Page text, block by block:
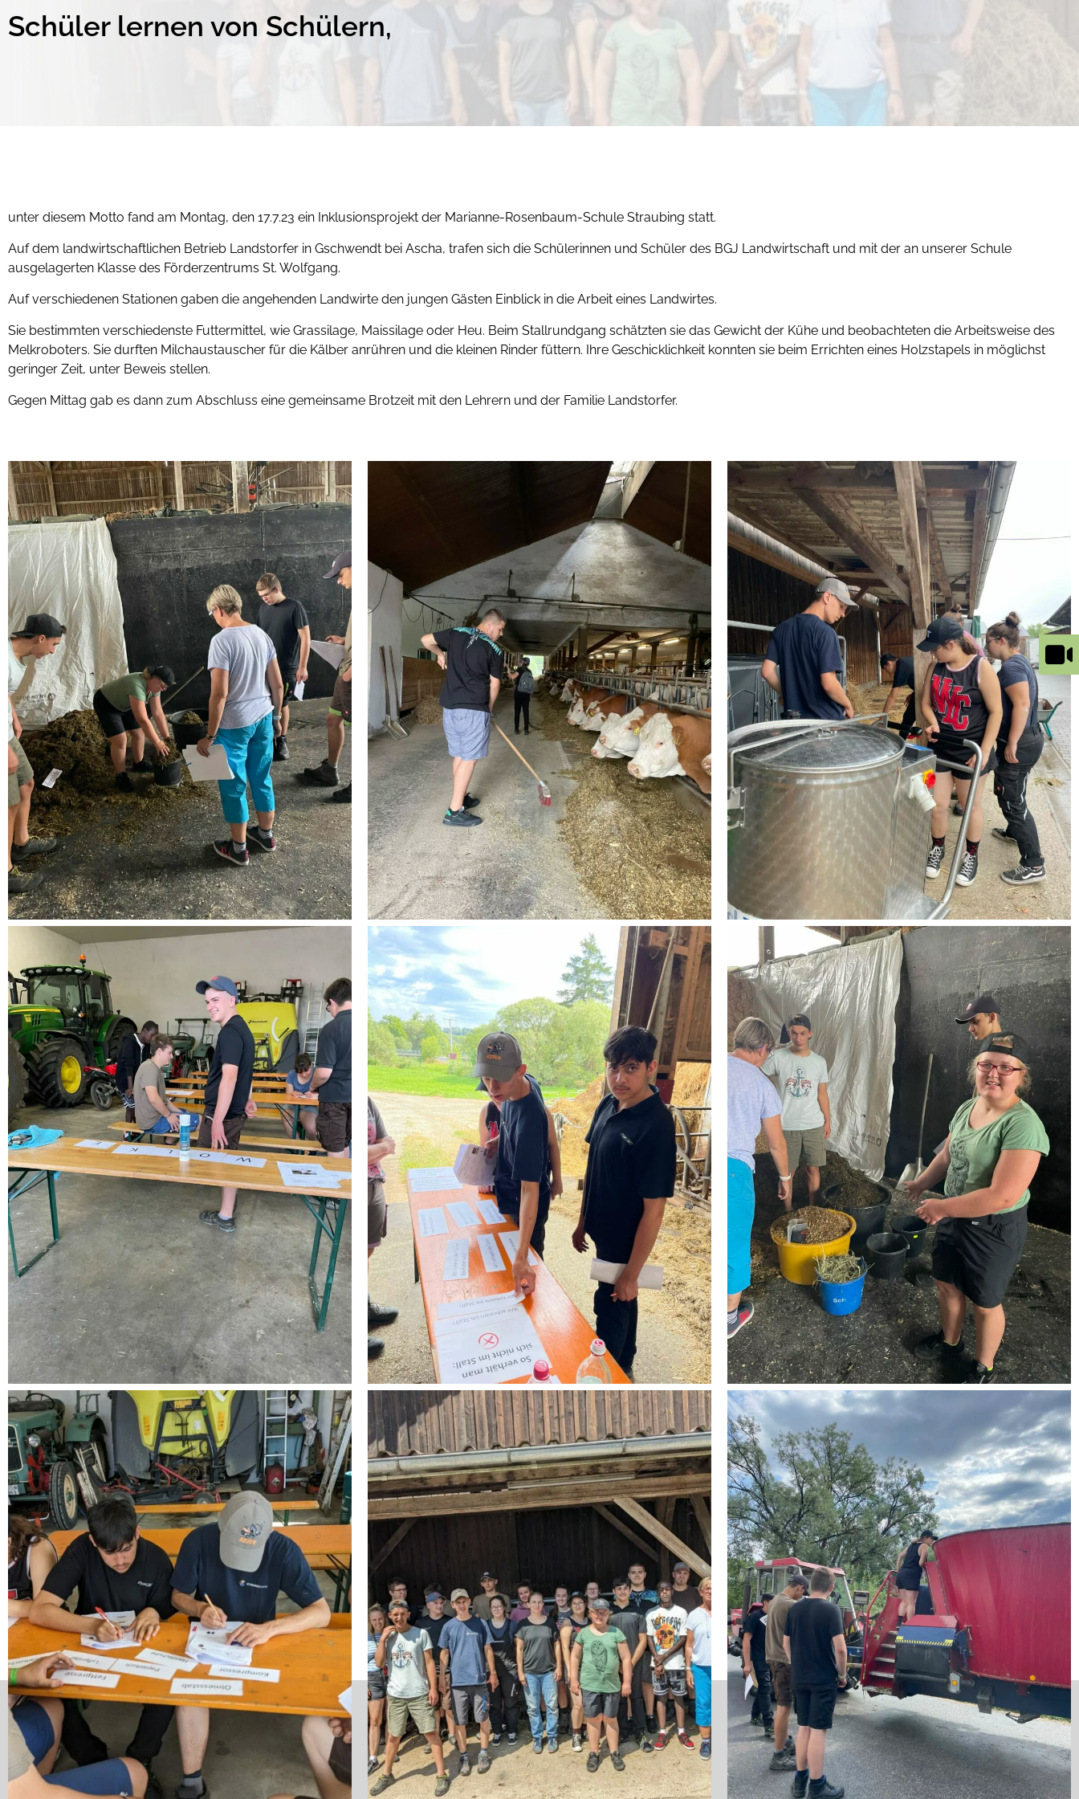
Schüler lernen von Schülern,
unter diesem Motto fand am Montag, den 17.7.23 ein Inklusionsprojekt der Marianne-Rosenbaum-Schule Straubing statt.
Auf dem landwirtschaftlichen Betrieb Landstorfer in Gschwendt bei Ascha, trafen sich die Schülerinnen und Schüler des BGJ Landwirtschaft und mit der an unserer Schule
ausgelagerten Klasse des Förderzentrums St. Wolfgang.
Auf verschiedenen Stationen gaben die angehenden Landwirte den jungen Gästen Einblick in die Arbeit eines Landwirtes.
Sie bestimmten verschiedenste Futtermittel, wie Grassilage, Maissilage oder Heu. Beim Stallrundgang schätzten sie das Gewicht der Kühe und beobachteten die Arbeitsweise des
Melkroboters. Sie durften Milchaustauscher für die Kälber anrühren und die kleinen Rinder füttern. Ihre Geschicklichkeit konnten sie beim Errichten eines Holzstapels in möglichst
geringer Zeit, unter Beweis stellen.
Gegen Mittag gab es dann zum Abschluss eine gemeinsame Brotzeit mit den Lehrern und der Familie Landstorfer.